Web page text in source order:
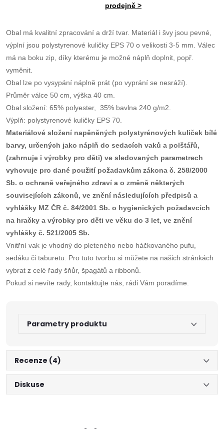
Obal má kvalitní zpracování a drží tvar. Materiál i švy jsou pevné,
výplní jsou polystyrenové kuličky EPS 70 o velikosti 3-5 mm. Válec
má na boku zip, díky kterému je možné náplň doplnit, popř.
vyměnit.
Obal lze po vysypání náplně prát (po vyprání se nesráží).
Průměr válce 50 cm, výška 40 cm.
Obal složení: 65% polyester, 35% bavlna 240 g/m2.
Výplň: polystyrenové kuličky EPS 70.
Materiálové složení napěněných polystyrénových kuliček bílé
barvy, určených jako náplň do sedacích vaků a polštářů,
(zahrnuje i výrobky pro děti) ve sledovaných parametrech
vyhovuje pro dané použití požadavkům zákona č. 258/2000
Sb. o ochraně veřejného zdraví a o změně některých
souvisejících zákonů, ve znění následujících předpisů a
vyhlášky MZ ČR č. 84/2001 Sb. o hygienických požadavcích
na hračky a výrobky pro děti ve věku do 3 let, ve znění
vyhlášky č. 521/2005 Sb.
Vnitřní vak je vhodný do pleteného nebo háčkovaného pufu,
sedáku či taburetu. Pro tuto tvorbu si můžete na našich stránkách
vybrat z celé řady šňůr, špagátů a ribbonů.
Pokud si nevíte rady, kontaktujte nás, rádi Vám poradíme.
prodejně >
Parametry produktu
Recenze (4)
Diskuse